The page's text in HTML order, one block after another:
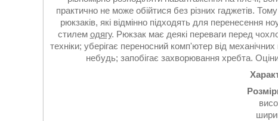
практично не може обійтися без різних гаджетів.
рюкзаків, які відмінно підходять для перенесення
стилем одягу. Рюкзак має деякі переваги перед
техніки; уберігає переносний комп'ютер від
небудь; запобігає захворювання хребта.